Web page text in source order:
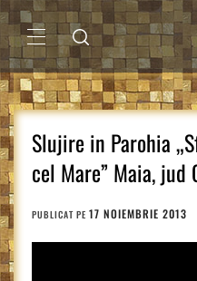
Sari
la
conținutMENIU
PRINCIPAL
Slujire in Parohia
cel Mare” Maia, jud
PUBLICAT PE 17 NOIEMBRIE 2013